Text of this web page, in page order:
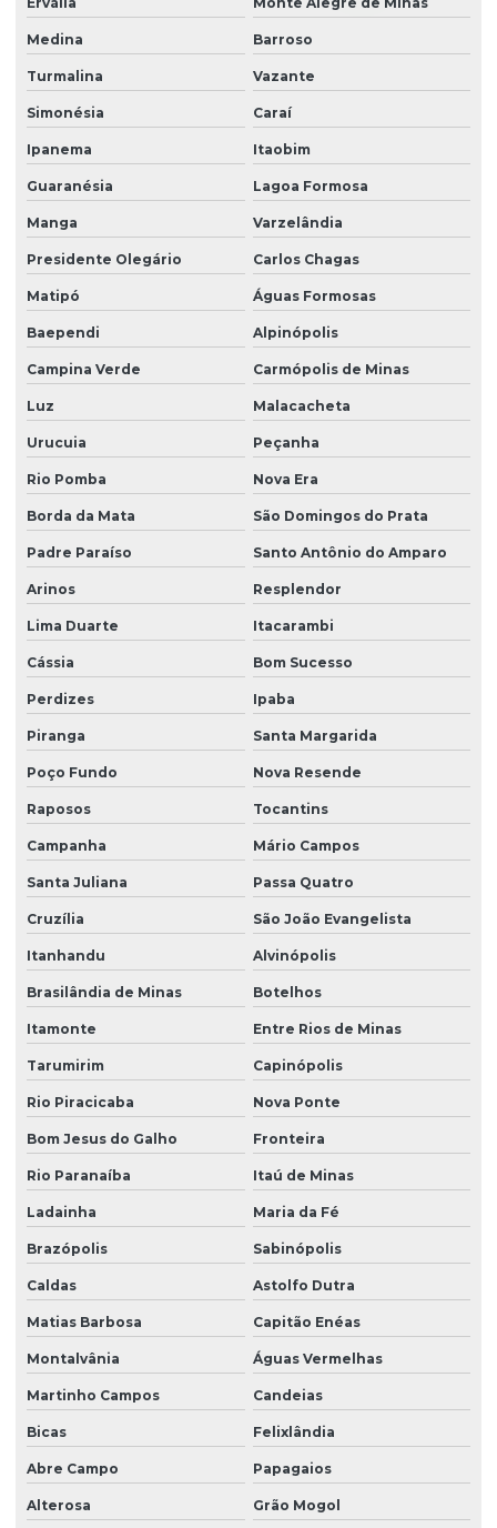
Medina Barroso
Turmalina Vazante
Simonésia Caraí
Ipanema Itaobim
Guaranésia Lagoa Formosa
Manga Varzelândia
Presidente Olegário Carlos Chagas
Matipó Águas Formosas
Baependi Alpinópolis
Campina Verde Carmópolis de Minas
Luz Malacacheta
Urucuia Peçanha
Rio Pomba Nova Era
Borda da Mata São Domingos do Prata
Padre Paraíso Santo Antônio do Amparo
Arinos Resplendor
Lima Duarte Itacarambi
Cássia Bom Sucesso
Perdizes Ipaba
Piranga Santa Margarida
Poço Fundo Nova Resende
Raposos Tocantins
Campanha Mário Campos
Santa Juliana Passa Quatro
Cruzília São João Evangelista
Itanhandu Alvinópolis
Brasilândia de Minas Botelhos
Itamonte Entre Rios de Minas
Tarumirim Capinópolis
Rio Piracicaba Nova Ponte
Bom Jesus do Galho Fronteira
Rio Paranaíba Itaú de Minas
Ladainha Maria da Fé
Brazópolis Sabinópolis
Caldas Astolfo Dutra
Matias Barbosa Capitão Enéas
Montalvânia Águas Vermelhas
Martinho Campos Candeias
Bicas Felixlândia
Abre Campo Papagaios
Alterosa Grão Mogol